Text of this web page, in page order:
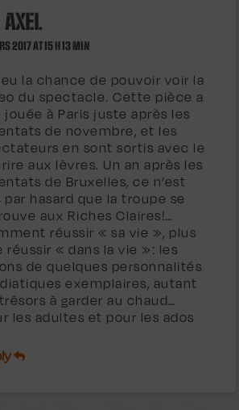
AXEL
2017 AT 15 H 13 MIN
eu la chance de pouvoir voir la
du spectacle. Cette pièce a
jouée à Paris juste après les
de novembre, et les
en sont sortis avec le
aux lèvres. Un an après les
de Bruxelles, ce n’est
par hasard que la troupe se
aux Riches Claires!…
réussir « sa vie », plus
réussir « dans la vie »: les
de quelques personnalités
exemplaires, autant
à garder au chaud…
les adultes et pour les ados